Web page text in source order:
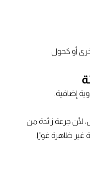
أو كحول
إضافية.
لأن جرعة زائدة من
غير ظاهرة فورًا.